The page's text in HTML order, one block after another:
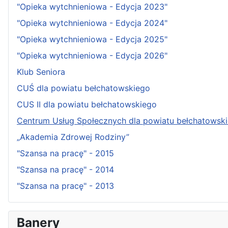
"Opieka wytchnieniowa - Edycja 2023"
"Opieka wytchnieniowa - Edycja 2024"
"Opieka wytchnieniowa - Edycja 2025"
"Opieka wytchnieniowa - Edycja 2026"
Klub Seniora
CUŚ dla powiatu bełchatowskiego
CUS II dla powiatu bełchatowskiego
Centrum Usług Społecznych dla powiatu
„Akademia Zdrowej Rodziny”
"Szansa na pracę" - 2015
"Szansa na pracę" - 2014
"Szansa na pracę" - 2013
Banery